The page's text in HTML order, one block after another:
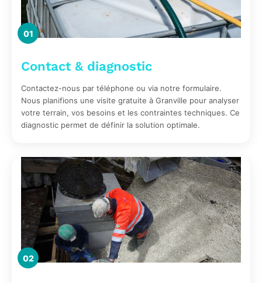
01
Contact & diagnostic
Contactez-nous par téléphone ou via notre formulaire.
Nous planifions une visite gratuite à Granville pour analyser
votre terrain, vos besoins et les contraintes techniques. Ce
diagnostic permet de définir la solution optimale.
02